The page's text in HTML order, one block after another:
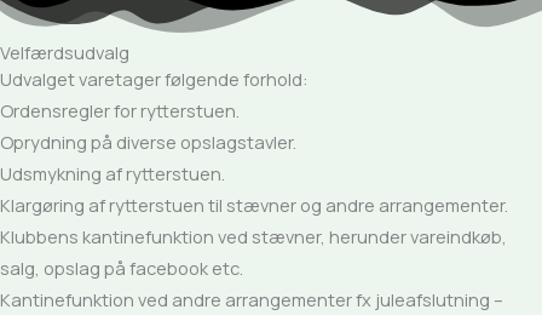
Velfærdsudvalg
Udvalget varetager følgende forhold:
Ordensregler for rytterstuen.
Oprydning på diverse opslagstavler.
Udsmykning af rytterstuen.
Klargøring af rytterstuen til stævner og andre arrangementer.
Klubbens kantinefunktion ved stævner, herunder vareindkøb,
salg, opslag på facebook etc.
Kantinefunktion ved andre arrangementer fx juleafslutning –